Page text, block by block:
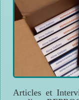
Articles et